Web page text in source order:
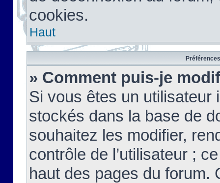
cookies.
Haut
» Comment puis-je
Si vous êtes un
stockés dans la base de
souhaitez les modifier,
contrôle de l’utilisateur ;
haut des pages du forum.